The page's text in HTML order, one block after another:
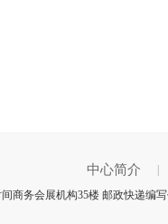
中心简介
商务会展机构35楼 邮政快递编